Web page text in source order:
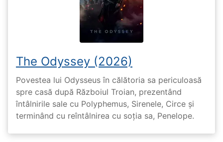
The Odyssey (2026)
Povestea lui Odysseus în călătoria sa periculoasă
spre casă după Războiul Troian, prezentând
întâlnirile sale cu Polyphemus, Sirenele, Circe și
terminând cu reîntâlnirea cu soția sa, Penelope.